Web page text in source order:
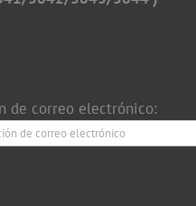
de correo electrónico: